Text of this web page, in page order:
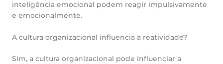
inteligência emocional podem reagir impulsivamente
e emocionalmente.
A cultura organizacional influencia a reatividade?
Sim, a cultura organizacional pode influenciar a